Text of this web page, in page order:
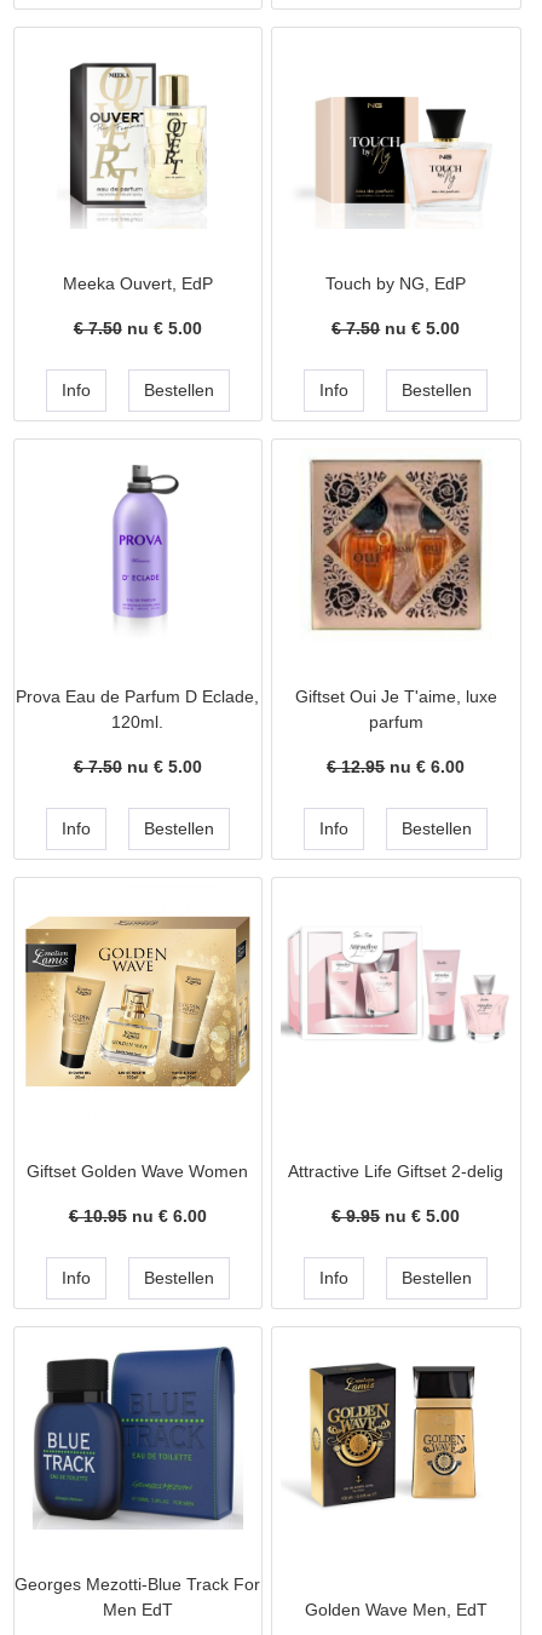
Meeka Ouvert, EdP
€ 7.50nu € 5.00
Touch by NG, EdP
€ 7.50nu €5.00
Prova Eau de Parfum D Eclade,
120ml.
€ 7.50nu € 5.00
Giftset Oui Je T'aime, luxe
parfum
€ 12.95nu €6.00
Giftset Golden Wave Women
€ 10.95nu € 6.00
Attractive Life Giftset 2-delig
€ 9.95nu €5.00
Georges Mezotti-Blue Track For
Men EdT
Golden Wave Men, EdT